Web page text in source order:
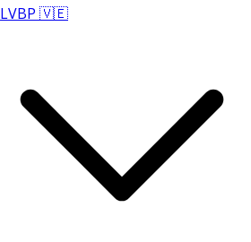
LVBP 🇻🇪